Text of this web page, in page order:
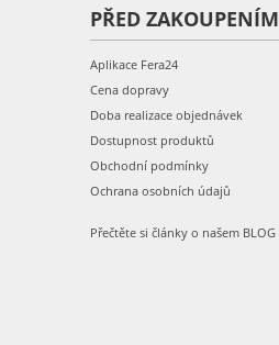
PŘED ZAKOUPENÍM
Aplikace Fera24
Cena dopravy
Doba realizace objednávek
Dostupnost produktů
Obchodní podmínky
Ochrana osobních údajů
Přečtěte si články o našem BLOG